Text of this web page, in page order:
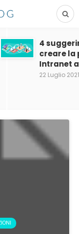
4
creare
Intranet
22 Luglio 2021